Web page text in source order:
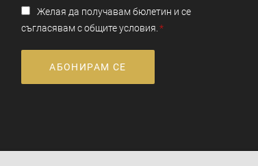
Желая да получавам бюлетин и се
съгласявам с общите условия.
АБОНИРАМ СЕ